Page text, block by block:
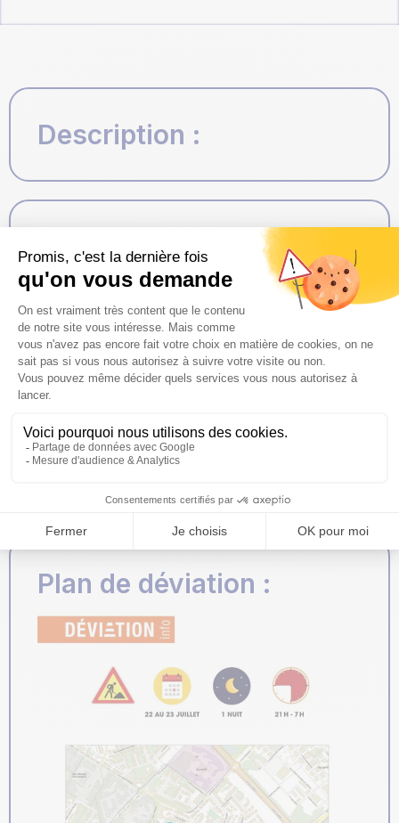
Description :
Impact sur la circulation :
* La circulation et les
stationnements seront interdits
dans l’emprise des travaux *
La circulation piétonne sera
maintenue *
Les arrêts de bus seront
neutralisés, les bus
emprunteront des itinéraires de
Plan de déviation :